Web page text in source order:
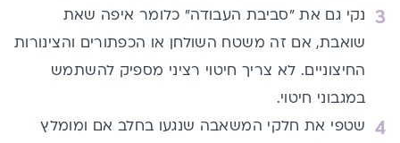
נקי גם את "סביבת העבודה" כלומר איפה שאת
שואבת, אם זה משטח השולחן או הכפתורים והצינורות
החיצוניים. לא צריך חיטוי רציני מספיק להשתמש
במגבוני חיטוי.
שטפי את חלקי המשאבה שנגעו בחלב אם ומומלץ